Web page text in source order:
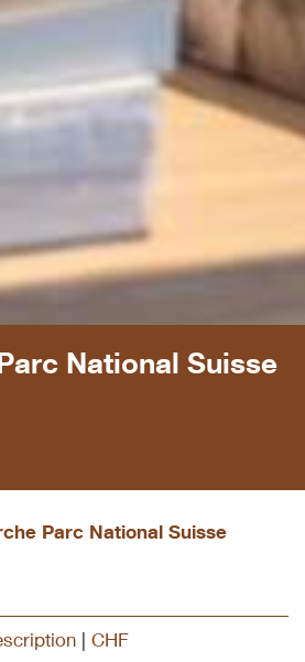
Parc National Suisse
National Suisse
CHF